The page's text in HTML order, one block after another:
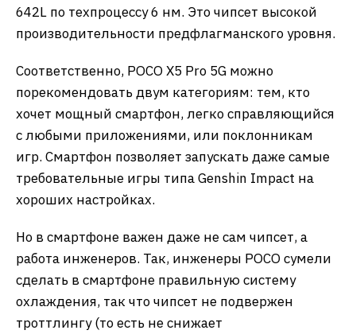
642L по техпроцессу 6 нм. Это чипсет высокой
производительности предфлагманского уровня.
Соответственно, POCO X5 Pro 5G можно
порекомендовать двум категориям: тем, кто
хочет мощный смартфон, легко справляющийся
с любыми приложениями, или поклонникам
игр. Смартфон позволяет запускать даже самые
требовательные игры типа Genshin Impact на
хороших настройках.
Но в смартфоне важен даже не сам чипсет, а
работа инженеров. Так, инженеры POCO сумели
сделать в смартфоне правильную систему
охлаждения, так что чипсет не подвержен
троттлингу (то есть не снижает